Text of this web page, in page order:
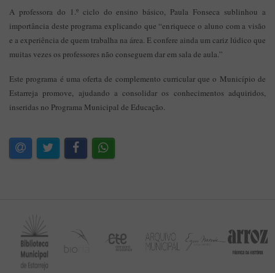
A professora do 1.º ciclo do ensino básico, Paula Fonseca sublinhou a
importância deste programa explicando que “enriquece o aluno com a visão
e a experiência de quem trabalha na área. E confere ainda um cariz lúdico que
muitas vezes os professores não conseguem dar em sala de aula.”
Este programa é uma oferta de complemento curricular que o Município de
Estarreja promove, ajudando a consolidar os conhecimentos adquiridos,
inseridas no Programa Municipal de Educação.